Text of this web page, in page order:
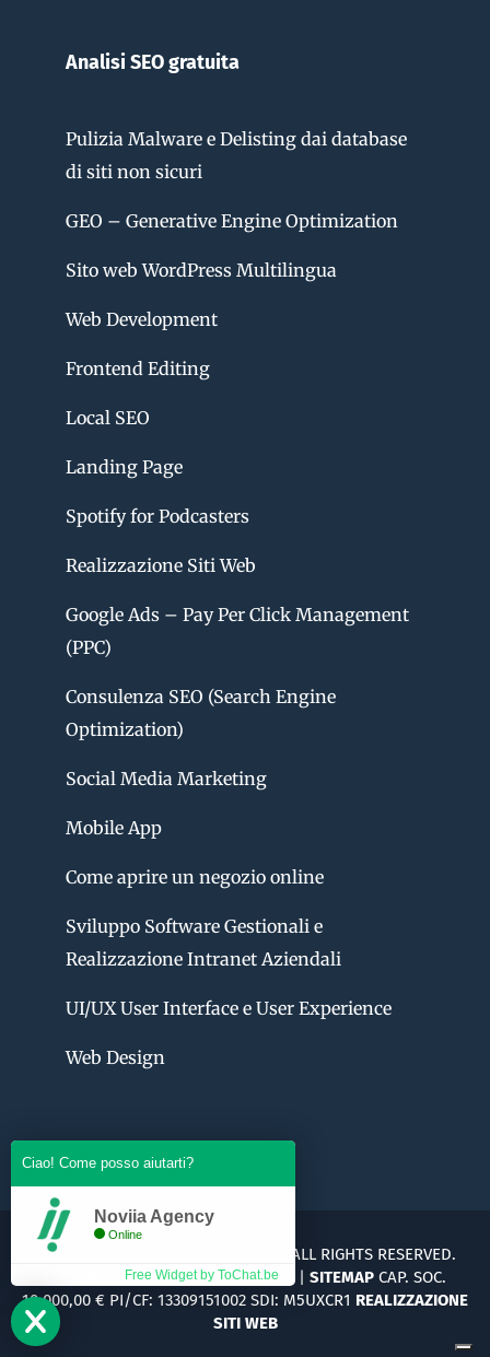
Analisi SEO gratuita
Pulizia Malware e Delisting dai database
di siti non sicuri
GEO – Generative Engine Optimization
Sito web WordPress Multilingua
Web Development
Frontend Editing
Local SEO
Landing Page
Spotify for Podcasters
Realizzazione Siti Web
Google Ads – Pay Per Click Management
(PPC)
Consulenza SEO (Search Engine
Optimization)
Social Media Marketing
Mobile App
Come aprire un negozio online
Sviluppo Software Gestionali e
Realizzazione Intranet Aziendali
UI/UX User Interface e User Experience
Web Design
©2015 - 2026 NOVIIA AGENCY S.R.L. ALL RIGHTS RESERVED.
COOKIE POLICY|PRIVACY POLICY | SITEMAP CAP. SOC.
10.000,00 € PI/CF: 13309151002 SDI: M5UXCR1 REALIZZAZIONE
SITI WEB
Ciao! Come posso aiutarti?
Noviia Agency
Online
Free Widget by ToChat.be